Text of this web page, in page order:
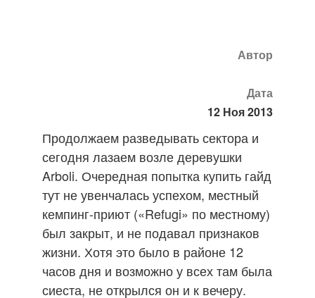
Автор
Дата
12 Ноя 2013
Продолжаем разведывать сектора и
сегодня лазаем возле деревушки
Arboli. Очередная попытка купить гайд
тут не увенчалась успехом, местный
кемпинг-приют («Refugi» по местному)
был закрыт, и не подавал признаков
жизни. Хотя это было в районе 12
часов дня и возможно у всех там была
сиеста, не открылся он и к вечеру.